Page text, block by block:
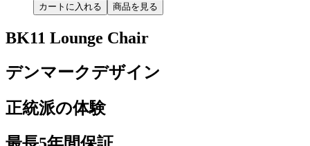
カートに入れる 商品を見る
BK11 Lounge Chair
デンマークデザイン
正統派の体験